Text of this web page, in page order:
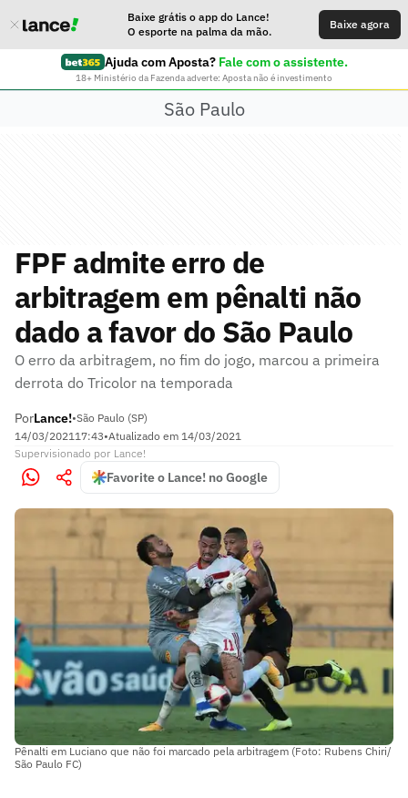
Baixe grátis o app do Lance!
O esporte na palma da mão.
Baixe agora
Ajuda com Aposta? Fale com o assistente.
18+ Ministério da Fazenda adverte: Aposta não é investimento
São Paulo
FPF admite erro de
arbitragem em pênalti não
dado a favor do São Paulo
O erro da arbitragem, no fim do jogo, marcou a primeira
derrota do Tricolor na temporada
PorLance!•São Paulo (SP)
14/03/202117:43•Atualizado em 14/03/2021
Supervisionado por Lance!
Favorite o Lance! no Google
Pênalti em Luciano que não foi marcado pela arbitragem (Foto: Rubens Chiri/
São Paulo FC)